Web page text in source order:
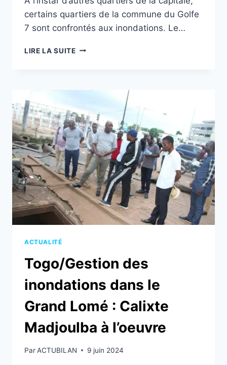
certains quartiers de la commune du Golfe
7 sont confrontés aux inondations. Le…
LIRE LA SUITETOGO/LUTTE
DANS
GOLFE
7
:
AIMÉ
DJIKOUNOU
S’Y
ATTELLE
ACTUALITÉ
Togo/Gestion des
inondations dans le
Grand Lomé : Calixte
Madjoulba à l’oeuvre
ParACTUBILAN 9 juin 2024